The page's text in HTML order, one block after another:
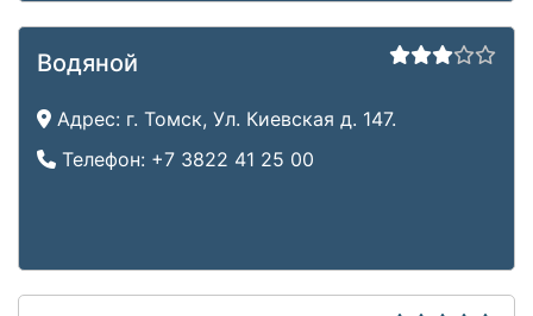
Водяной
Адрес: г. Томск, Ул. Киевская д. 147.
Телефон: +7 3822 41 25 00